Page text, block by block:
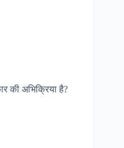
की अभिक्रिया है?